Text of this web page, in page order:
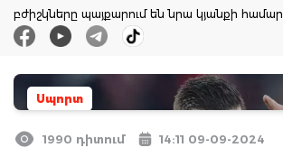
բժիշկները պայքարում են նրա կյանքի համար
Սպորտ
1990 դիտում 14:11 09-09-2024